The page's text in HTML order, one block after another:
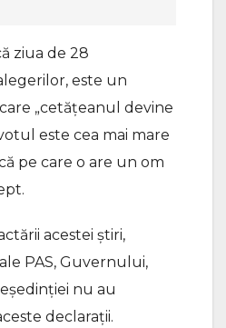
ziua de 28
este un
„cetățeanul devine
este cea mai mare
pe care o are un om
acestei știri,
PAS, Guvernului,
nu au
declarații.